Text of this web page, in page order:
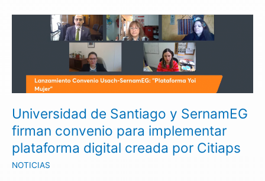
Universidad de Santiago y SernamEG
firman convenio para implementar
plataforma digital creada por Citiaps
NOTICIAS
Universidad
firman
para
implementar
plataforma
digital
creada